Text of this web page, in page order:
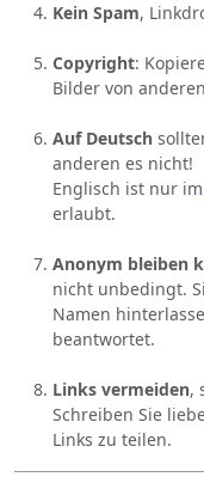
Kein Spam,
Copyright:
Bilder von
Auf Deutsch
anderen es nicht!
Englisch ist nur im
erlaubt.
Anonym bleiben
nicht unbedingt.
Namen
beantwortet.
Links vermeiden,
Schreiben Sie
Links zu teilen.